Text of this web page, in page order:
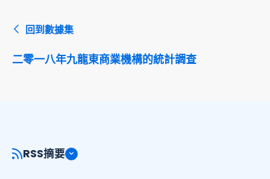
回到數據集
二零一八年九龍東商業機構的統計調查
RSS摘要